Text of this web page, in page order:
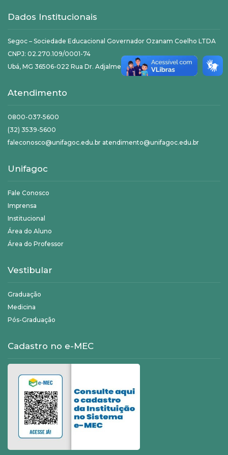
Dados Institucionais
Segoc – Sociedade Educacional Governador Ozanam Coelho LTDA
CNPJ: 02.270.109/0001-74
Ubá, MG 36506-022 Rua Dr. Adjalme da Silva Botelho, 20
Atendimento
0800-037-5600
(32) 3539-5600
faleconosco@unifagoc.edu.br atendimento@unifagoc.edu.br
Unifagoc
Fale Conosco
Imprensa
Institucional
Área do Aluno
Área do Professor
Vestibular
Graduação
Medicina
Pós-Graduação
Cadastro no e-MEC